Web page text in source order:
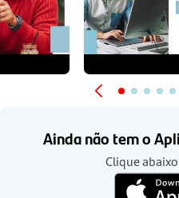
Ainda não tem o
Clique